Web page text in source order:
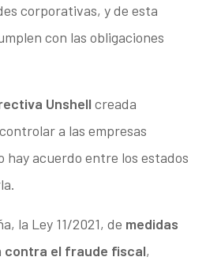
corporativas, y de esta
con las obligaciones
Unshell creada
a las empresas
hay acuerdo entre los estados
la Ley 11/2021, de medidas
contra el fraude fiscal,